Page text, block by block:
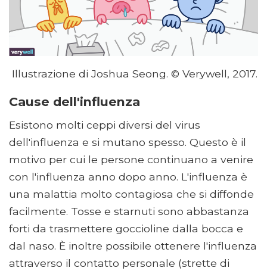
Illustrazione di Joshua Seong. © Verywell, 2017.
Cause dell'influenza
Esistono molti ceppi diversi del virus
dell'influenza e si mutano spesso. Questo è il
motivo per cui le persone continuano a venire
con l'influenza anno dopo anno. L'influenza è
una malattia molto contagiosa che si diffonde
facilmente. Tosse e starnuti sono abbastanza
forti da trasmettere goccioline dalla bocca e
dal naso. È inoltre possibile ottenere l'influenza
attraverso il contatto personale (strette di